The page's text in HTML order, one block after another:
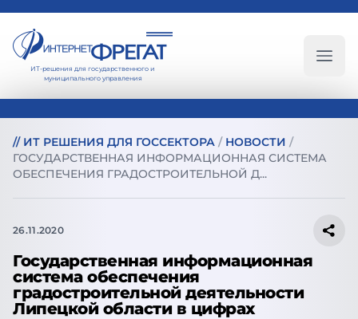
ИТ-решения для государственного и
муниципального управления
// ИТ РЕШЕНИЯ ДЛЯ ГОССЕКТОРА / НОВОСТИ /
ГОСУДАРСТВЕННАЯ ИНФОРМАЦИОННАЯ СИСТЕМА
ОБЕСПЕЧЕНИЯ ГРАДОСТРОИТЕЛЬНОЙ Д...
26.11.2020
Государственная информационная
система обеспечения
градостроительной деятельности
Липецкой области в цифрах